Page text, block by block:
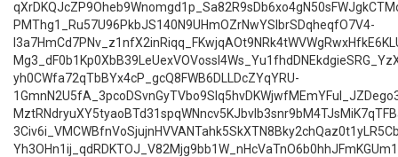
PMThg1_Ru57U96PkbJS140N9UHmOZrNwYSIbrSDqheqfO7V4-
yh0CWfa72qTbBYx4cP_gcQ8FWB6DLLDcZYqYRU-